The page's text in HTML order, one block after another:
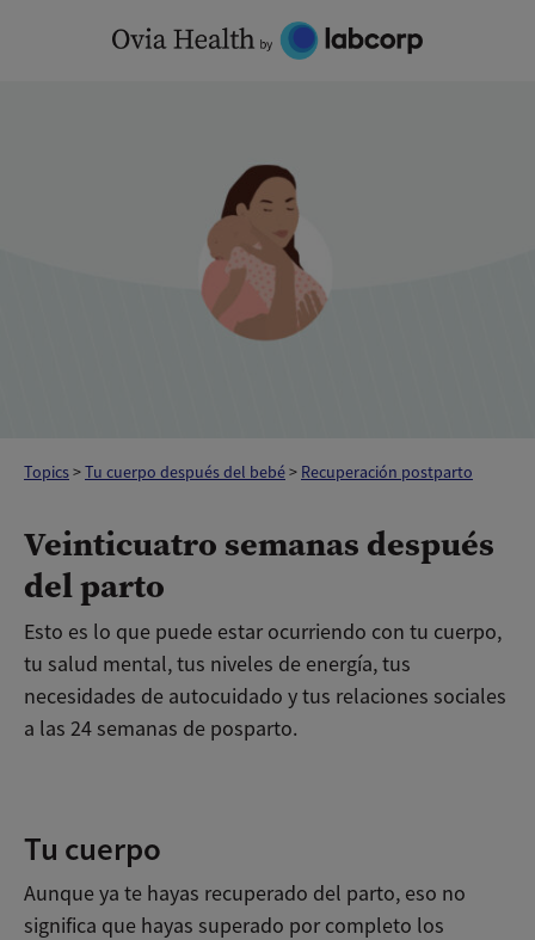
Topics>Tu cuerpo después del bebé> Recuperación postparto
Veinticuatro semanas después
del parto
Esto es lo que puede estar ocurriendo con tu cuerpo,
tu salud mental, tus niveles de energía, tus
necesidades de autocuidado y tus relaciones sociales
a las 24 semanas de posparto.
Tu cuerpo
Aunque ya te hayas recuperado del parto, eso no
significa que hayas superado por completo los